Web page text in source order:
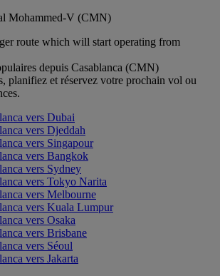
Mohammed-V (CMN)
route which will start operating from
depuis Casablanca (CMN)
planifiez et réservez votre prochain vol ou
vers Dubai
vers Djeddah
vers Singapour
vers Bangkok
vers Sydney
vers Tokyo Narita
vers Melbourne
vers Kuala Lumpur
vers Osaka
vers Brisbane
vers Séoul
vers Jakarta